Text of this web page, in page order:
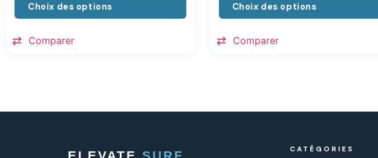
Choix des options
Comparer
Choix des options
Comparer
CATÉGORIES